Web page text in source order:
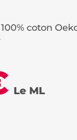
coton
Le ML